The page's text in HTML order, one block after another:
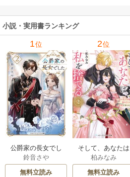
小説・実用書ランキング
1位
公爵家の長女でし
た
鈴音さや
無料立読み
2位
そして、あなたは
私を捨てる
柏みなみ
無料立読み